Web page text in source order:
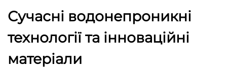
Сучасні водонепроникні
технології та інноваційні
матеріали